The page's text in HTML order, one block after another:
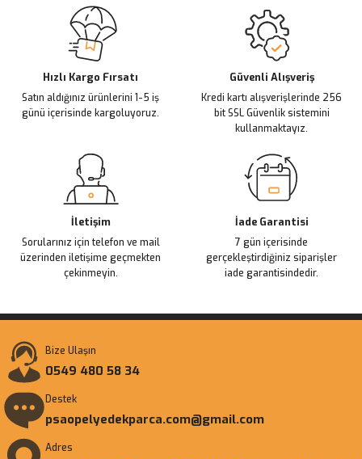
Ürün resmi kalitesiz, bozuk veya görüntülenemiyor.
Ürün açıklamasında eksik bilgiler bulunuyor.
Ürün bilgilerinde hatalar bulunuyor.
Ürün fiyatı diğer sitelerden daha pahalı.
Bu ürüne benzer farklı alternatifler olmalı.
Hızlı Kargo Fırsatı
Satın aldığınız ürünlerini 1-5 iş
günü içerisinde kargoluyoruz.
Güvenli Alışveriş
Kredi kartı alışverişlerinde 256
bit SSL Güvenlik sistemini
kullanmaktayız.
İletişim
Sorularınız için telefon ve mail
üzerinden iletişime geçmekten
çekinmeyin.
İade Garantisi
7 gün içerisinde
gerçekleştirdiğiniz siparişler
iade garantisindedir.
Bize Ulaşın
0549 480 58 34
Destek
psaopelyedekparca.com@gmail.com
Adres